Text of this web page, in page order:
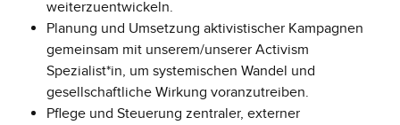
weiterzuentwickeln.
Planung und Umsetzung aktivistischer Kampagnen
gemeinsam mit unserem/unserer Activism
Spezialist*in, um systemischen Wandel und
gesellschaftliche Wirkung voranzutreiben.
Pflege und Steuerung zentraler, externer